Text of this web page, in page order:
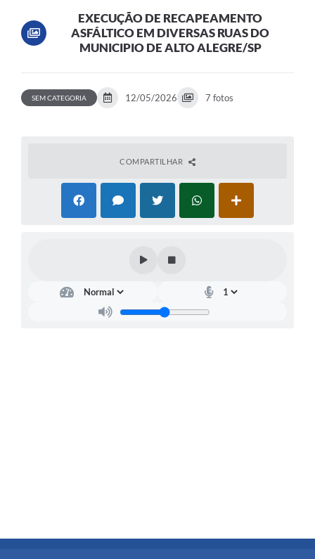
EXECUÇÃO DE RECAPEAMENTO
ASFÁLTICO EM DIVERSAS RUAS DO
MUNICIPIO DE ALTO ALEGRE/SP
SEM CATEGORIA 12/05/2026 7 fotos
COMPARTILHAR